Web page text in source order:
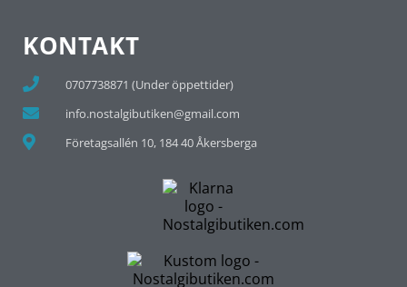
KONTAKT
0707738871 (Under öppettider)
info.nostalgibutiken@gmail.com
Företagsallén 10, 184 40 Åkersberga